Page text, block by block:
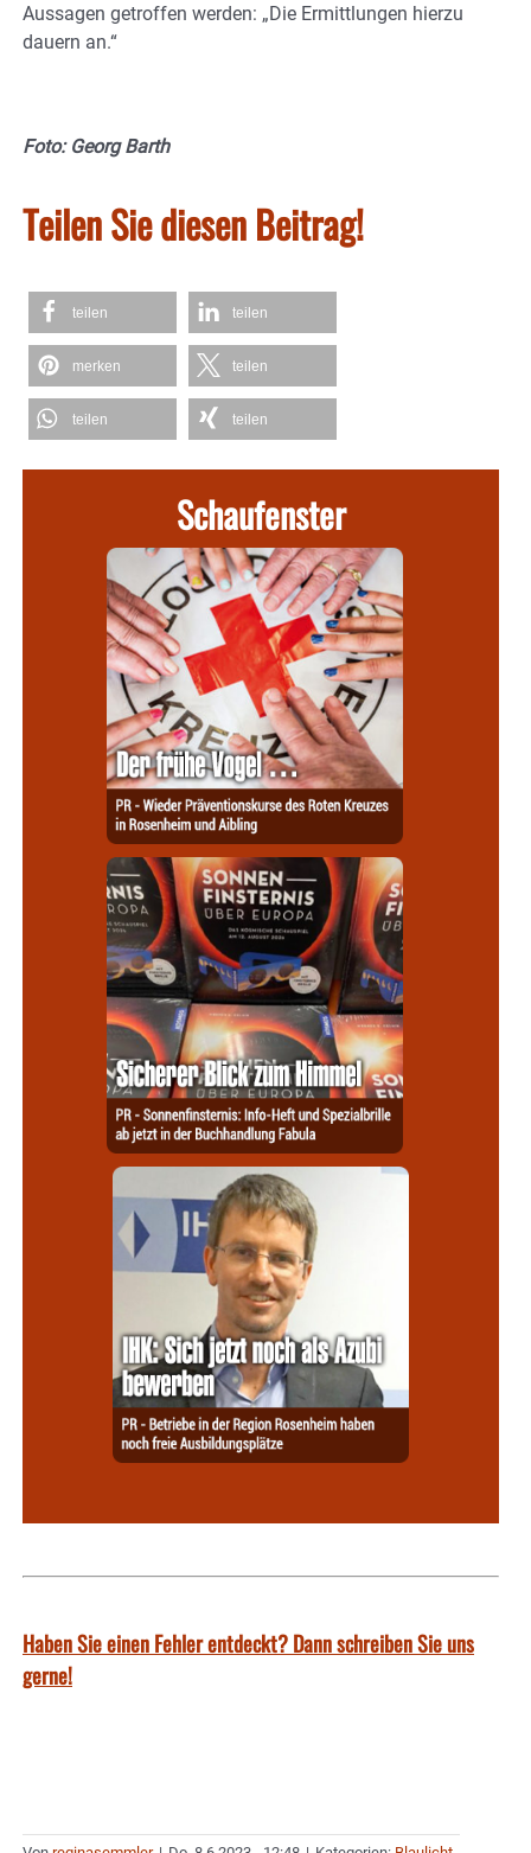
Aussagen getroffen werden: „Die Ermittlungen hierzu
dauern an.“
Foto: Georg Barth
Teilen Sie diesen Beitrag!
teilen teilen
merken teilen
teilen teilen
Schaufenster
Haben Sie einen Fehler entdeckt? Dann schreiben Sie uns
gerne!